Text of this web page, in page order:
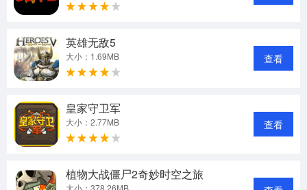
英雄无敌5
大小：1.69MB 查看
皇家守卫军
大小：2.77MB 查看
植物大战僵尸2奇妙时空之旅
大小：378.26MB